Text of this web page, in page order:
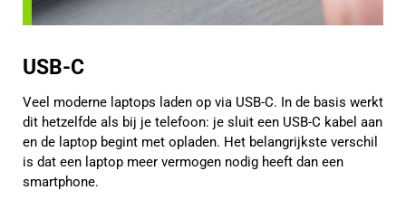
USB-C
Veel moderne laptops laden op via USB-C. In de basis werkt
dit hetzelfde als bij je telefoon: je sluit een USB-C kabel aan
en de laptop begint met opladen. Het belangrijkste verschil
is dat een laptop meer vermogen nodig heeft dan een
smartphone.